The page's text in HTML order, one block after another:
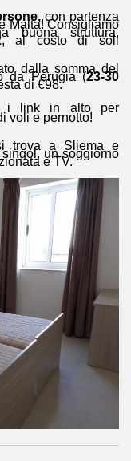
con partenza
Malta! Consigliamo
buona struttura,
, al costo di soli
dalla somma del
da Perugia (23-30
di €98.
i link in alto per
voli e pernotto!
trova a Sliema e
un soggiorno
e TV.